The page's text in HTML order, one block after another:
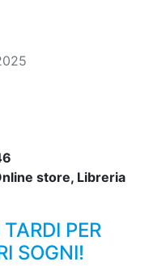
store, Libreria
PER
SOGNI!